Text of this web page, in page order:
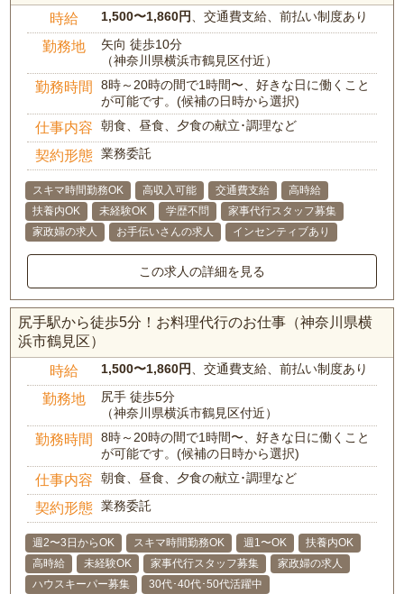
時給 1,500〜1,860円 、交通費支給、前払い制度あり
勤務地
矢向 徒歩10分
（神奈川県横浜市鶴見区付近）
勤務時間
8時～20時の間で1時間〜、好きな日に働くこと
が可能です。(候補の日時から選択)
仕事内容 朝食、昼食、夕食の献立･調理など
契約形態 業務委託
スキマ時間勤務OK 高収入可能 交通費支給
高時給
扶養内OK
未経験OK 学歴不問
家事代行スタッフ募集
家政婦の求人
お手伝いさんの求人 インセンティブあり
この求人の詳細を見る
尻手駅から徒歩5分！お料理代行のお仕事（神奈川県横
浜市鶴見区）
時給 1,500〜1,860円 、交通費支給、前払い制度あり
勤務地
尻手 徒歩5分
（神奈川県横浜市鶴見区付近）
勤務時間
8時～20時の間で1時間〜、好きな日に働くこと
が可能です。(候補の日時から選択)
仕事内容 朝食、昼食、夕食の献立･調理など
契約形態 業務委託
週2〜3日からOK スキマ時間勤務OK 週1〜OK
扶養内OK
高時給
未経験OK 家事代行スタッフ募集
家政婦の求人
ハウスキーパー募集
30代･40代･50代活躍中